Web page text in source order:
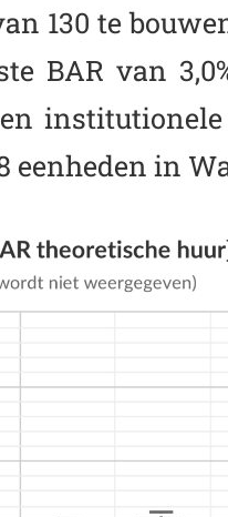
130 te
BAR van
eenheden in